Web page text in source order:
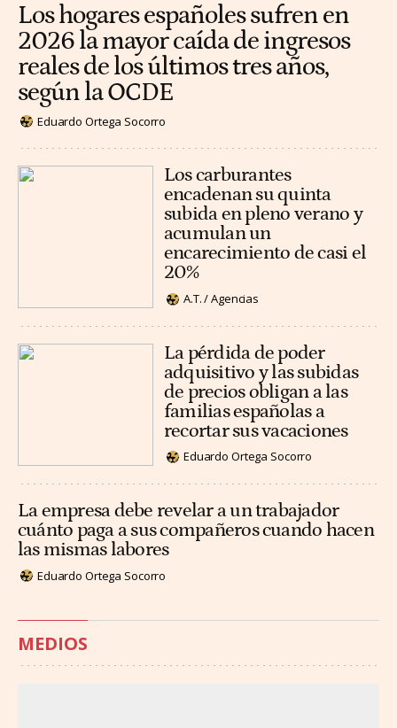
Los hogares españoles sufren en
2026 la mayor caída de ingresos
reales de los últimos tres años,
según la OCDE
Eduardo Ortega Socorro
Los carburantes
encadenan su quinta
subida en pleno verano y
acumulan un
encarecimiento de casi el
20%
A.T. / Agencias
La pérdida de poder
adquisitivo y las subidas
de precios obligan a las
familias españolas a
recortar sus vacaciones
Eduardo Ortega Socorro
La empresa debe revelar a un trabajador
cuánto paga a sus compañeros cuando hacen
las mismas labores
Eduardo Ortega Socorro
MEDIOS